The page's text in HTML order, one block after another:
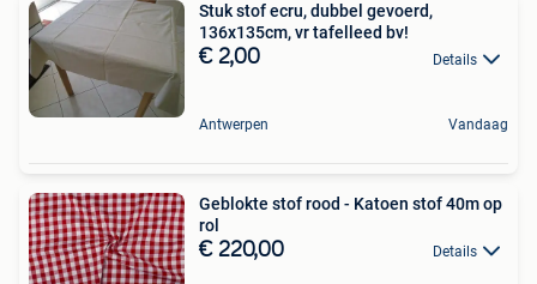
Stuk stof ecru, dubbel gevoerd,
136x135cm, vr tafelleed bv!
€ 2,00 Details
Antwerpen Vandaag
Geblokte stof rood - Katoen stof 40m op
rol
€ 220,00 Details